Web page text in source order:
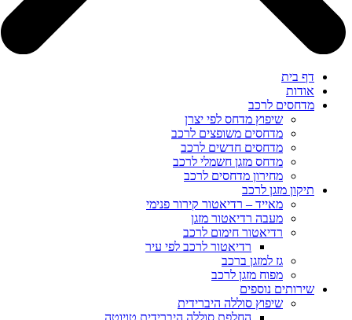
דף בית
אודות
מדחסים לרכב
שיפוץ מדחס לפי יצרן
מדחסים משופצים לרכב
מדחסים חדשים לרכב
מדחס מזגן חשמלי לרכב
מחירון מדחסים לרכב
תיקון מזגן לרכב
מאייד – רדיאטור קירור פנימי
מעבה רדיאטור מזגן
רדיאטור חימום לרכב
רדיאטור לרכב לפי עיר
גז למזגן ברכב
מפוח מזגן לרכב
שירותים נוספים
שיפוץ סוללה היברידית